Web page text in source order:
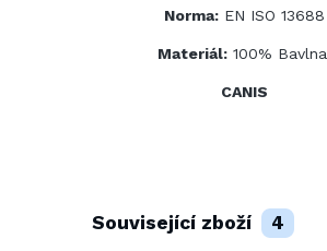
Norma: EN ISO 13688
Materiál:100% Bavlna
CANIS
Související zboží 4